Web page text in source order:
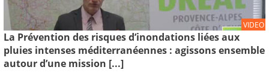
VIDEO
La Prévention des risques d’inondations liées aux
pluies intenses méditerranéennes : agissons ensemble
autour d’une mission [...]